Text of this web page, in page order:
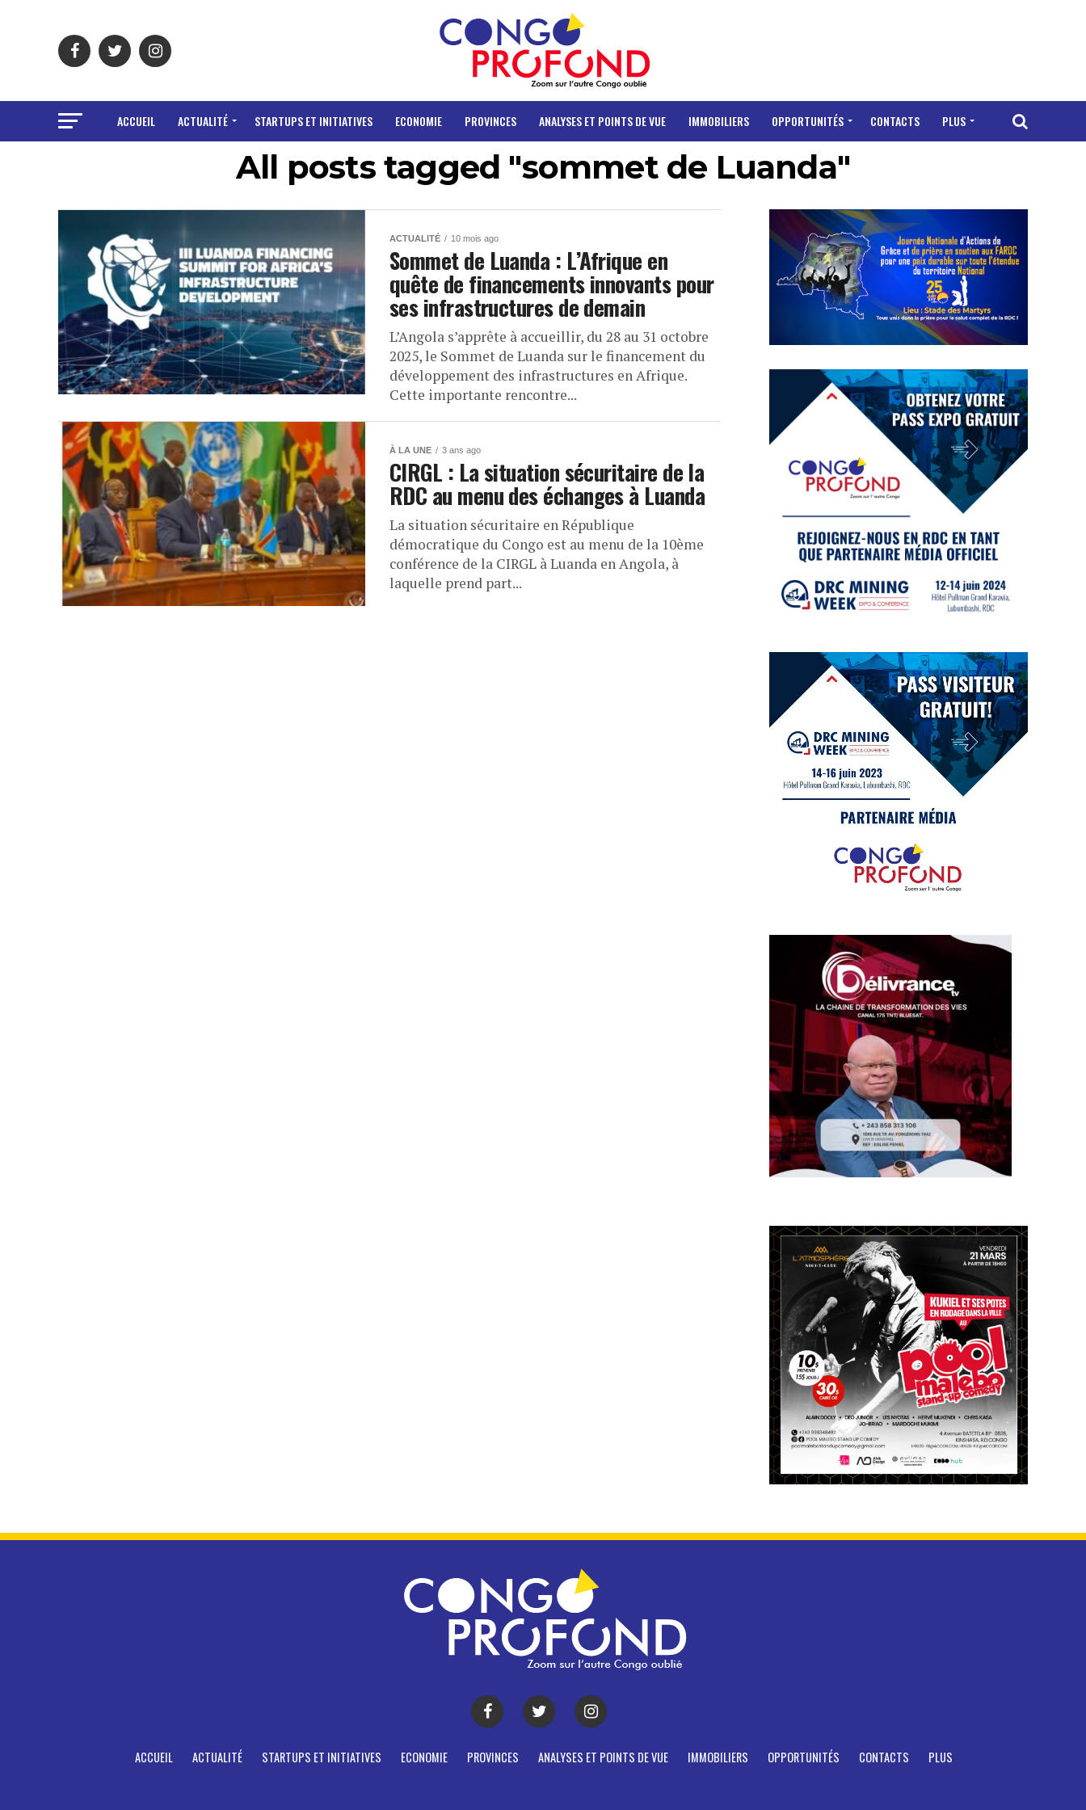
ACCUEIL ACTUALITÉ STARTUPS ET INITIATIVES ECONOMIE PROVINCES ANALYSES ET POINTS DE VUE IMMOBILIERS OPPORTUNITÉS CONTACTS PLUS
All posts tagged "sommet de Luanda"
ACTUALITÉ 10 mois ago
Sommet de Luanda : L’Afrique en
quête de financements innovants pour
ses infrastructures de demain
L’Angola s’apprête à accueillir, du 28 au 31 octobre
2025, le Sommet de Luanda sur le financement du
développement des infrastructures en Afrique.
Cette importante rencontre...
À LA UNE 3 ans ago
CIRGL : La situation sécuritaire de la
RDC au menu des échanges à Luanda
La situation sécuritaire en République
démocratique du Congo est au menu de la 10ème
conférence de la CIRGL à Luanda en Angola, à
laquelle prend part...
ACCUEIL ACTUALITÉ STARTUPS ET INITIATIVES ECONOMIE PROVINCES ANALYSES ET POINTS DE VUE IMMOBILIERS OPPORTUNITÉS CONTACTS PLUS